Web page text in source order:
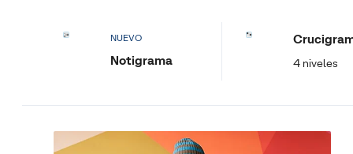
NUEVO
Notigrama 4 niveles